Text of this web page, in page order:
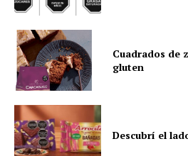
Cuadrados de
gluten
Descubrí el